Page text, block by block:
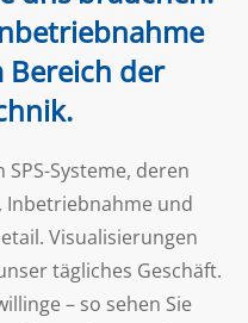
der
.
Systeme, deren
, Inbetriebnahme und
Visualisierungen
tägliches Geschäft.
– so sehen Sie